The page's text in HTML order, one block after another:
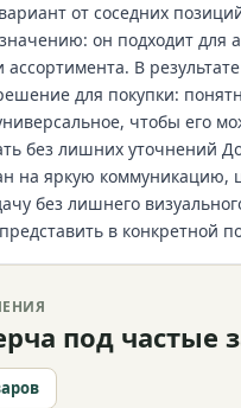
от соседних
он подходит для
ассортимента. В
для покупки:
чтобы его
без лишних уточнений
на яркую коммуникацию,
без лишнего
в конкретной
под частые